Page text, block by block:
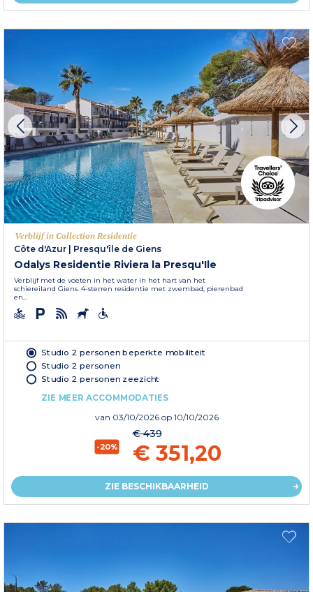
Verblijf in Collection Residentie
Côte d'Azur
Presqu'île de Giens
Odalys Residentie Riviera la Presqu'Ile
Verblijf met de voeten in het water in het hart van het
schiereiland Giens. 4-sterren residentie met zwembad, pierenbad
en...
Studio 2 personen beperkte mobiliteit
Studio 2 personen
Studio 2 personen zeezicht
ZIE MEER ACCOMMODATIES
van 03/10/2026 op 10/10/2026
-20%
€ 439
€ 351,20
ZIE BESCHIKBAARHEID